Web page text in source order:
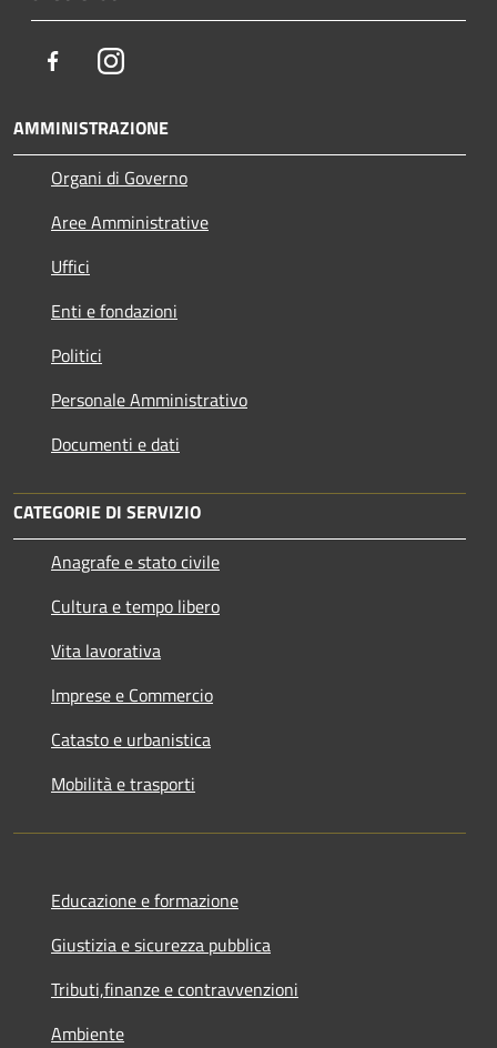
FacebookInstagram
AMMINISTRAZIONE
Organi di Governo
Aree Amministrative
Uffici
Enti e fondazioni
Politici
Personale Amministrativo
Documenti e dati
CATEGORIE DI SERVIZIO
Anagrafe e stato civile
Cultura e tempo libero
Vita lavorativa
Imprese e Commercio
Catasto e urbanistica
Mobilità e trasporti
Educazione e formazione
Giustizia e sicurezza pubblica
Tributi,finanze e contravvenzioni
Ambiente